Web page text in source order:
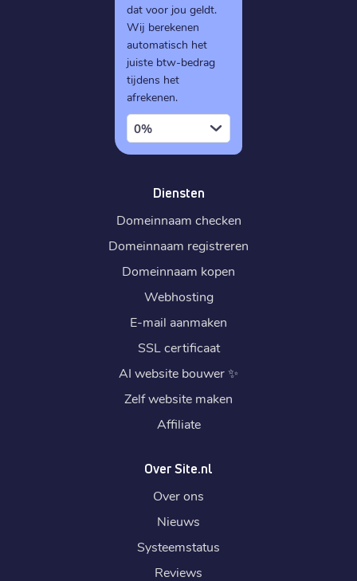
dat voor jou geldt.
Wij berekenen
automatisch het
juiste btw-bedrag
tijdens het
afrekenen.
0%
Diensten
Domeinnaam checken
Domeinnaam registreren
Domeinnaam kopen
Webhosting
E-mail aanmaken
SSL certificaat
AI website bouwer✨
Zelf website maken
Affiliate
Over Site.nl
Over ons
Nieuws
Systeemstatus
Reviews